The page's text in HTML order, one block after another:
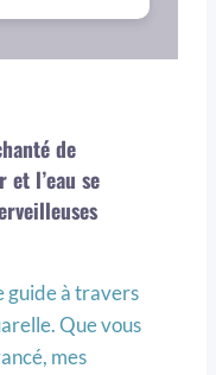
de
et l’eau se
guide à travers
Que vous
mes